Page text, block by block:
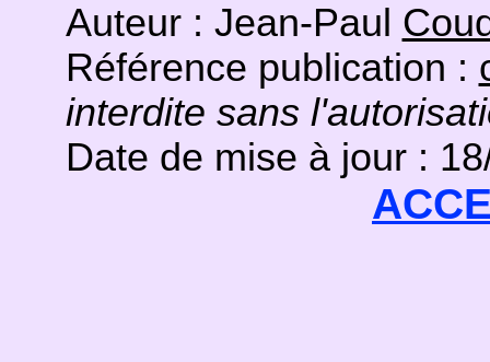
Auteur : Jean-Paul
Référence publication :
interdite sans
Date de mise à jour :